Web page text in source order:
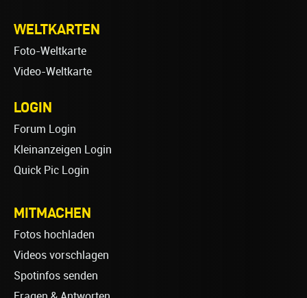
WELTKARTEN
Foto-Weltkarte
Video-Weltkarte
LOGIN
Forum Login
Kleinanzeigen Login
Quick Pic Login
MITMACHEN
Fotos hochladen
Videos vorschlagen
Spotinfos senden